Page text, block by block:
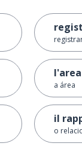
l'area
a área
il
o